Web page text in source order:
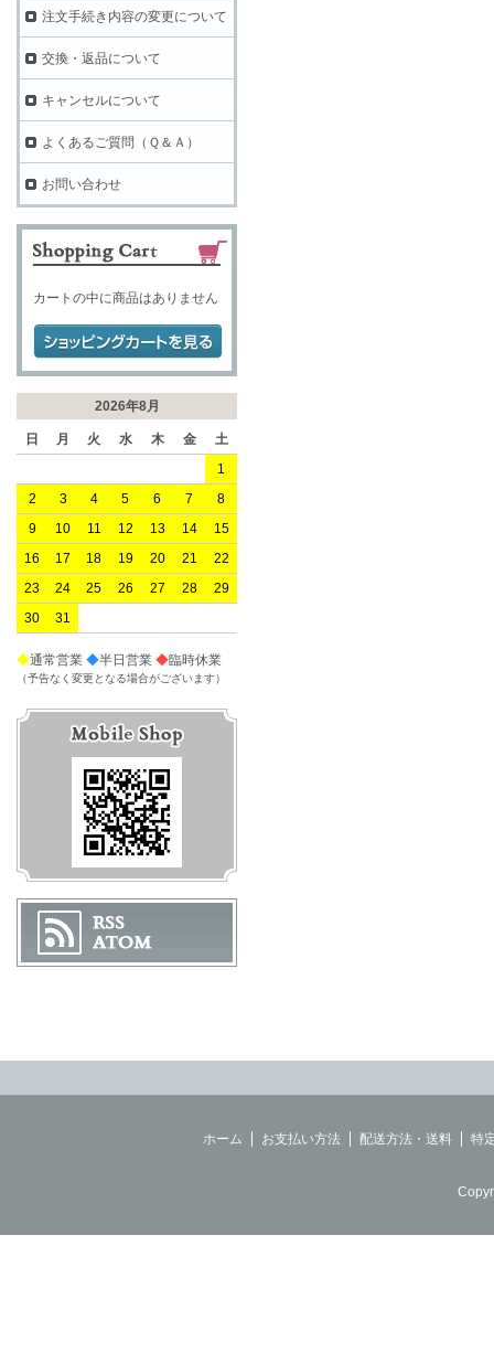
注文手続き内容の変更について
交換・返品について
キャンセルについて
よくあるご質問（Ｑ＆Ａ）
お問い合わせ
カートの中に商品はありません
2026年8月
日 月 火 水 木 金
土
1
2
3 4 5 6 7
8
9
10 11 12 13 14
15
16
17 18 19 20 21
22
23
24 25 26 27 28
29
30
31
◆通常営業 ◆半日営業 ◆臨時休業
（予告なく変更となる場合がございます）
ホーム お支払い方法 配送方法・送料 特